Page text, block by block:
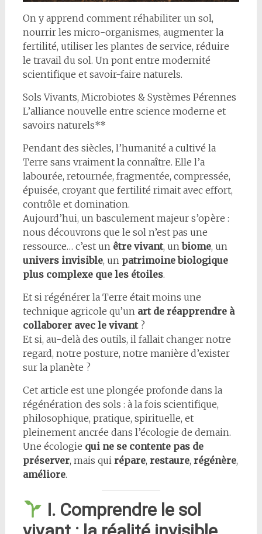
On y apprend comment réhabiliter un sol,
nourrir les micro-organismes, augmenter la
fertilité, utiliser les plantes de service, réduire
le travail du sol. Un pont entre modernité
scientifique et savoir-faire naturels.
Sols Vivants, Microbiotes & Systèmes Pérennes
L’alliance nouvelle entre science moderne et
savoirs naturels**
Pendant des siècles, l’humanité a cultivé la
Terre sans vraiment la connaître. Elle l’a
labourée, retournée, fragmentée, compressée,
épuisée, croyant que fertilité rimait avec effort,
contrôle et domination.
Aujourd’hui, un basculement majeur s’opère :
nous découvrons que le sol n’est pas une
ressource… c’est un être vivant, unbiome, un
univers invisible, un patrimoine biologique
plus complexe que les étoiles.
Et si régénérer la Terre était moins une
technique agricole qu’un art de réapprendre à
collaborer avec le vivant?
Et si, au-delà des outils, il fallait changer notre
regard, notre posture, notre manière d’exister
sur la planète ?
Cet article est une plongée profonde dans la
régénération des sols : à la fois scientifique,
philosophique, pratique, spirituelle, et
pleinement ancrée dans l’écologie de demain.
Une écologie qui ne se contente pas de
préserver, mais qui répare, restaure, régénère,
améliore.
I. Comprendre le sol